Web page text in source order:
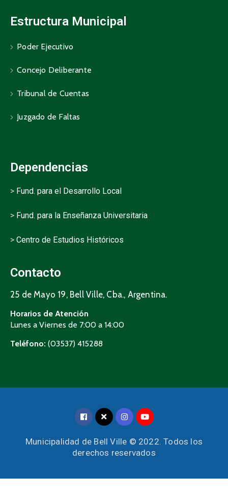
Estructura Municipal
Poder Ejecutivo
Concejo Deliberante
Tribunal de Cuentas
Juzgado de Faltas
Dependencias
> Fund. para el Desarrollo Local
> Fund. para la Enseñanza Universitaria
> Centro de Estudios Históricos
Contacto
25 de Mayo 19, Bell Ville, Cba., Argentina.
Horarios de Atención
Lunes a Viernes de 7:00 a 14:00
Teléfono: (03537) 415288
Municipalidad de Bell Ville © 2022. Todos los
derechos reservados